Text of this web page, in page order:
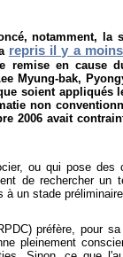
notamment, la
repris il y a
remise en cause
Myung-bak,
soient appliqués
non
2006 avait
ou qui pose des
de rechercher un
un stade
préfère, pour
pleinement